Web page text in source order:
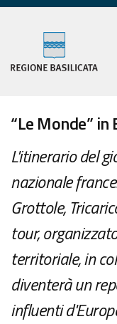
“Le Monde” in
L'itinerario del
nazionale
Grottole,
tour,
territoriale, in
diventerà un
influenti